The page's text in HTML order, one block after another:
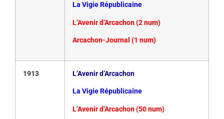
La Vigie Républicaine
L’Avenir d’Arcachon (2 num)
Arcachon-Journal (1 num)
1913 L’Avenir d’Arcachon
La Vigie Républicaine
L’Avenir d’Arcachon (50 num)